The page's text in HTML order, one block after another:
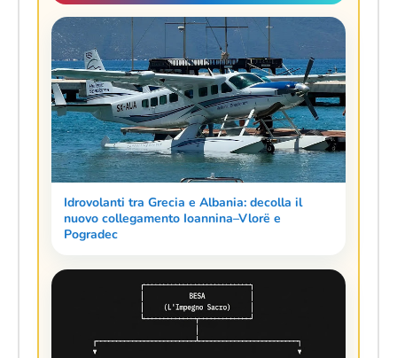
Idrovolanti tra Grecia e Albania: decolla il
nuovo collegamento Ioannina–Vlorë e
Pogradec